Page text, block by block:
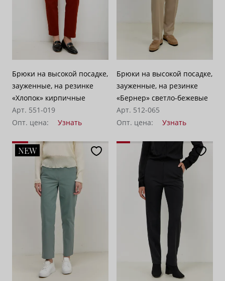
Брюки на высокой посадке,
зауженные, на резинке
«Хлопок» кирпичные
Арт. 551-019
Опт. цена:
Узнать
Брюки на высокой посадке,
зауженные, на резинке
«Бернер» светло-бежевые
Арт. 512-065
Опт. цена:
Узнать
NEW